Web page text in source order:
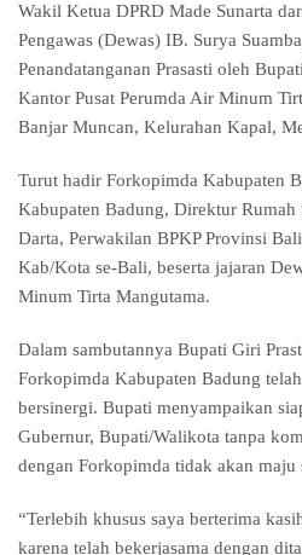
Wakil Ketua DPRD Made Sunarta
Pengawas (Dewas) IB. Surya
Penandatanganan Prasasti oleh
Kantor Pusat Perumda Air Minum
Banjar Muncan, Kelurahan Kapal,
Turut hadir Forkopimda Kabupaten
Kabupaten Badung, Direktur Rumah
Darta, Perwakilan BPKP Provinsi
Kab/Kota se-Bali, beserta jajaran
Minum Tirta Mangutama.
Dalam sambutannya Bupati Giri
Forkopimda Kabupaten Badung
bersinergi. Bupati menyampaikan
Gubernur, Bupati/Walikota tanpa
dengan Forkopimda tidak akan maju
“Terlebih khusus saya berterima
karena telah bekerjasama dengan